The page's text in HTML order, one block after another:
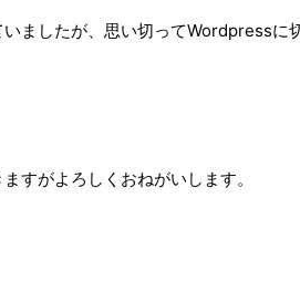
ましたが、思い切ってWordpressに
すがよろしくおねがいします。